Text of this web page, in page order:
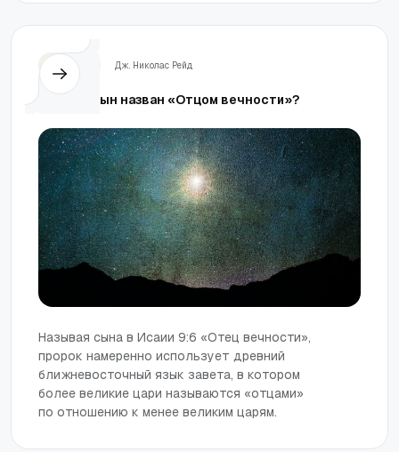
Дж. Николас Рейд
Почему Сын назван «Отцом вечности»?
Называя сына в Исаии 9:6 «Отец вечности»,
пророк намеренно использует древний
ближневосточный язык завета, в котором
более великие цари называются «отцами»
по отношению к менее великим царям.